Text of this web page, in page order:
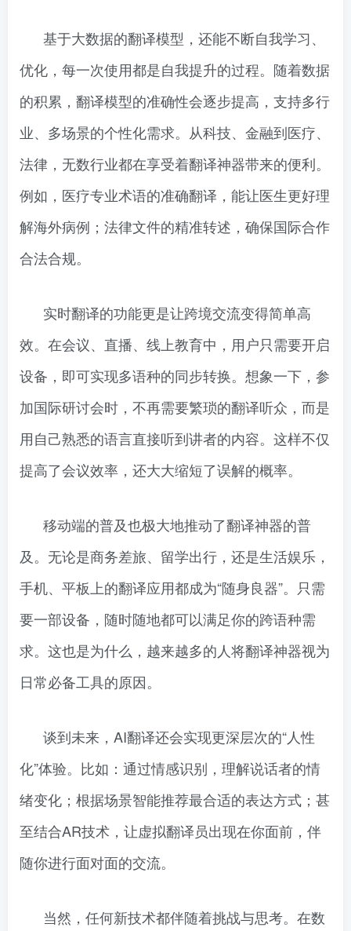
基于大数据的翻译模型，还能不断自我学习、
优化，每一次使用都是自我提升的过程。随着数据
的积累，翻译模型的准确性会逐步提高，支持多行
业、多场景的个性化需求。从科技、金融到医疗、
法律，无数行业都在享受着翻译神器带来的便利。
例如，医疗专业术语的准确翻译，能让医生更好理
解海外病例；法律文件的精准转述，确保国际合作
合法合规。
实时翻译的功能更是让跨境交流变得简单高
效。在会议、直播、线上教育中，用户只需要开启
设备，即可实现多语种的同步转换。想象一下，参
加国际研讨会时，不再需要繁琐的翻译听众，而是
用自己熟悉的语言直接听到讲者的内容。这样不仅
提高了会议效率，还大大缩短了误解的概率。
移动端的普及也极大地推动了翻译神器的普
及。无论是商务差旅、留学出行，还是生活娱乐，
手机、平板上的翻译应用都成为“随身良器”。只需
要一部设备，随时随地都可以满足你的跨语种需
求。这也是为什么，越来越多的人将翻译神器视为
日常必备工具的原因。
谈到未来，AI翻译还会实现更深层次的“人性
化”体验。比如：通过情感识别，理解说话者的情
绪变化；根据场景智能推荐最合适的表达方式；甚
至结合AR技术，让虚拟翻译员出现在你面前，伴
随你进行面对面的交流。
当然，任何新技术都伴随着挑战与思考。在数